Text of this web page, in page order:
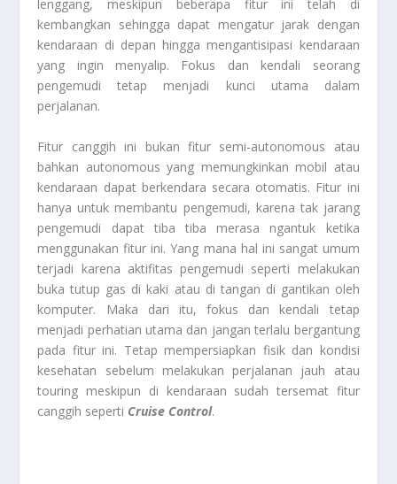
lenggang, meskipun beberapa fitur ini telah di
kembangkan sehingga dapat mengatur jarak dengan
kendaraan di depan hingga mengantisipasi kendaraan
yang ingin menyalip. Fokus dan kendali seorang
pengemudi tetap menjadi kunci utama dalam
perjalanan.
Fitur canggih ini bukan fitur semi-autonomous atau
bahkan autonomous yang memungkinkan mobil atau
kendaraan dapat berkendara secara otomatis. Fitur ini
hanya untuk membantu pengemudi, karena tak jarang
pengemudi dapat tiba tiba merasa ngantuk ketika
menggunakan fitur ini. Yang mana hal ini sangat umum
terjadi karena aktifitas pengemudi seperti melakukan
buka tutup gas di kaki atau di tangan di gantikan oleh
komputer. Maka dari itu, fokus dan kendali tetap
menjadi perhatian utama dan jangan terlalu bergantung
pada fitur ini. Tetap mempersiapkan fisik dan kondisi
kesehatan sebelum melakukan perjalanan jauh atau
touring meskipun di kendaraan sudah tersemat fitur
canggih seperti Cruise Control.